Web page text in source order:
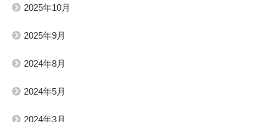
2025年10月
2025年9月
2024年8月
2024年5月
2024年3月